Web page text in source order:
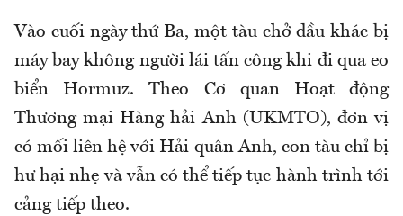
Vào cuối ngày thứ Ba, một tàu chở dầu khác bị
máy bay không người lái tấn công khi đi qua eo
biển Hormuz. Theo Cơ quan Hoạt động
Thương mại Hàng hải Anh (UKMTO), đơn vị
có mối liên hệ với Hải quân Anh, con tàu chỉ bị
hư hại nhẹ và vẫn có thể tiếp tục hành trình tới
cảng tiếp theo.